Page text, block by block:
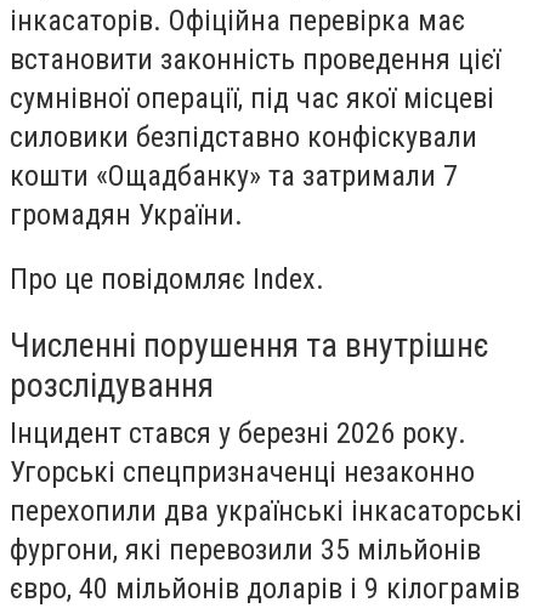
інкасаторів. Офіційна перевірка має
встановити законність проведення цієї
сумнівної операції, під час якої місцеві
силовики безпідставно конфіскували
кошти «Ощадбанку» та затримали 7
громадян України.
Про це повідомляє Index.
Численні порушення та внутрішнє
розслідування
Інцидент стався у березні 2026 року.
Угорські спецпризначенці незаконно
перехопили два українські інкасаторські
фургони, які перевозили 35 мільйонів
євро, 40 мільйонів доларів і 9 кілограмів